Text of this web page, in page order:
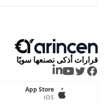
قرارات أذكى نصنعها سويًا
Facebook
Twitter
Youtube
LinkedIn
App Store
iOS